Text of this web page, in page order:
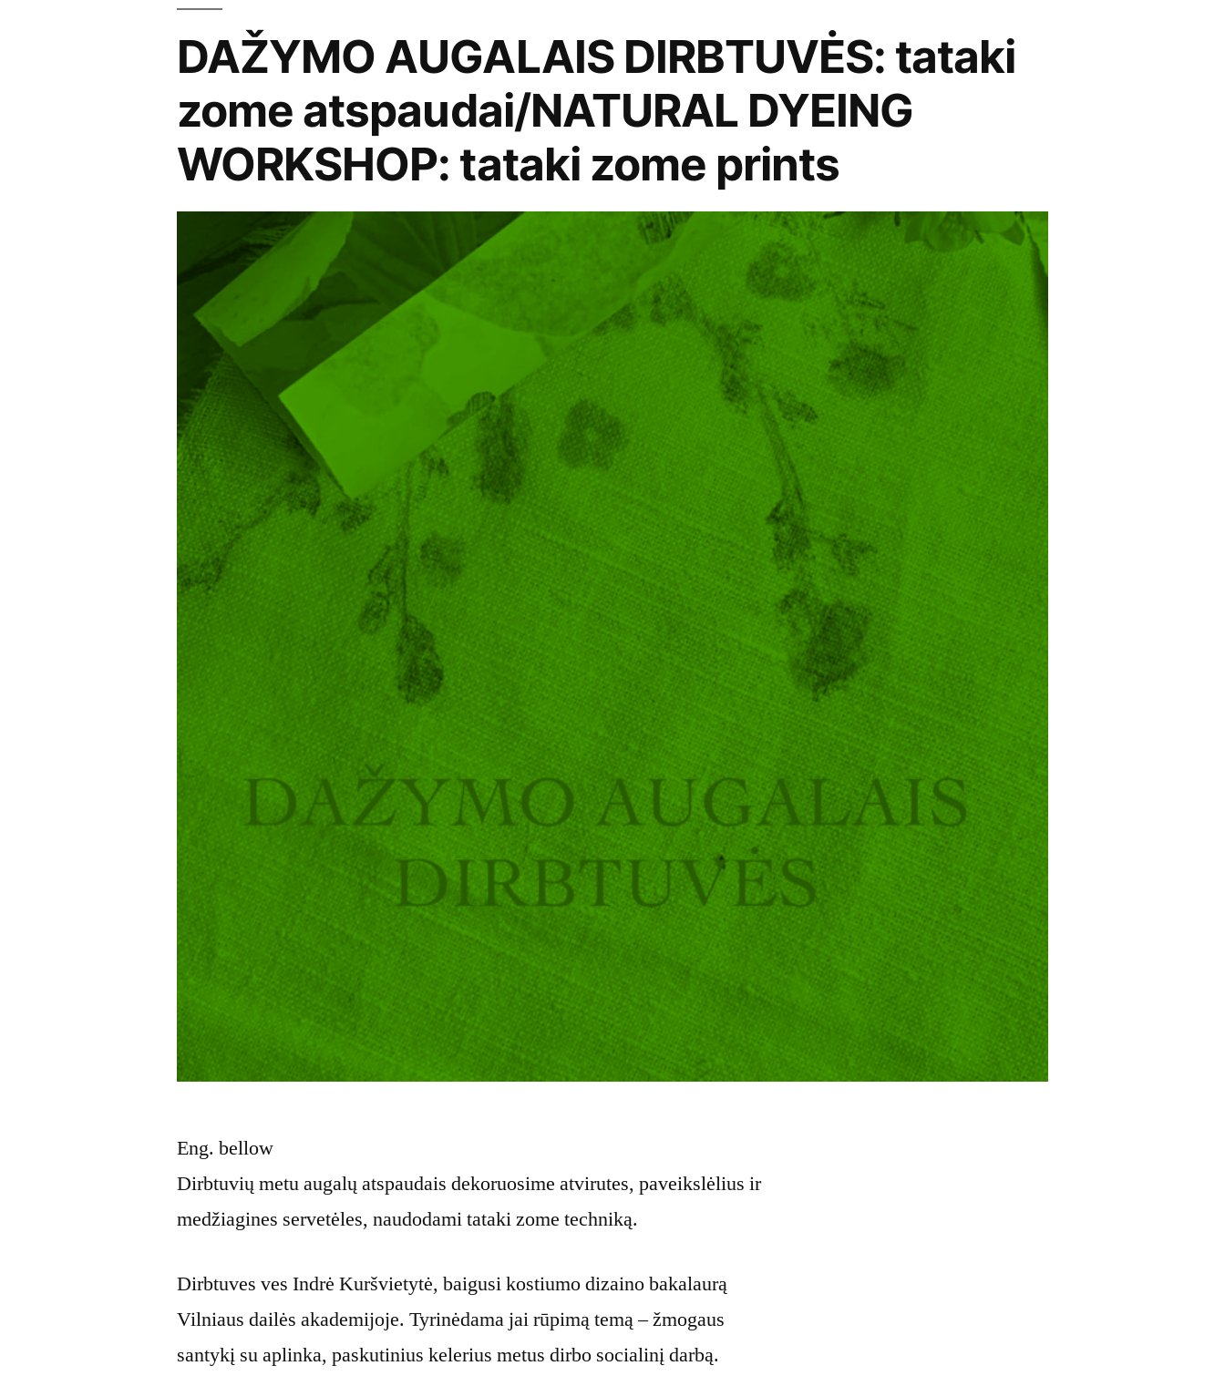
DAŽYMO AUGALAIS DIRBTUVĖS: tataki
zome atspaudai/NATURAL DYEING
WORKSHOP: tataki zome prints
Eng. bellow
Dirbtuvių metu augalų atspaudais dekoruosime atvirutes, paveikslėlius ir
medžiagines servetėles, naudodami tataki zome techniką.
Dirbtuves ves Indrė Kuršvietytė, baigusi kostiumo dizaino bakalaurą
Vilniaus dailės akademijoje. Tyrinėdama jai rūpimą temą – žmogaus
santykį su aplinka, paskutinius kelerius metus dirbo socialinį darbą.